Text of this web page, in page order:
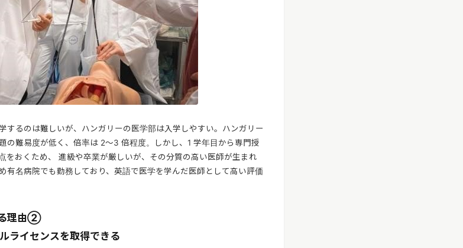
するのは難しいが、ハンガリーの医学部は入学しやすい。ハンガリー
の難易度が低く、倍率は 2～3 倍程度。しかし、1 学年目から専門授
をおくため、 進級や卒業が厳しいが、その分質の高い医師が生まれ
有名病院でも勤務しており、英語で医学を学んだ医師として高い評価
る理由②
ライセンスを取得できる